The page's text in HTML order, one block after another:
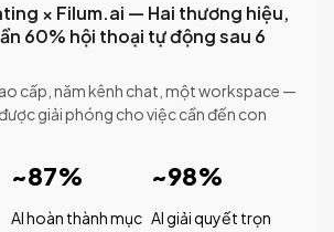
× Filum.ai — Hai thương hiệu,
60% hội thoại tự động sau 6
cấp, năm kênh chat, một workspace —
giải phóng cho việc cần đến con
~87%
AI hoàn thành mục
~98%
AI giải quyết trọn